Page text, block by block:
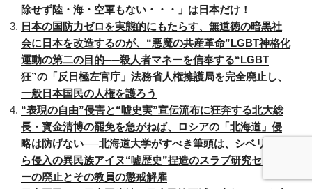
除せず陸・海・空軍もない・・・」は日本だけ！
日本の国防力ゼロを実態的にもたらす、無道徳の暗黒社
会に日本を改造するのが、“悪魔の共産革命”LGBT神格化
運動の第二の目的──殺人者マネーを信奉する“LGBT
狂”の「反日極左官庁」法務省人権擁護局を完全廃止し、
一般日本国民の人権を護ろう
“表現の自由”侵害と“嘘史実”宣伝流布に狂奔する北大総
長・寳金清博の罷免を急がねば、ロシアの「北海道」侵
略は防げない──北海道大学がすべき筆頭は、シベリアか
ら侵入の異民族アイヌ“嘘歴史”捏造のスラブ研究センタ
ーの廃止とその教員の懲戒解雇